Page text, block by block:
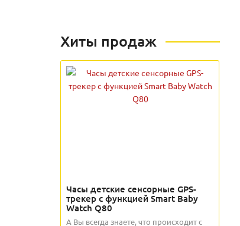
Хиты продаж
Часы детские сенсорные GPS-
трекер с функцией Smart Baby
Watch Q80
А Вы всегда знаете, что происходит с